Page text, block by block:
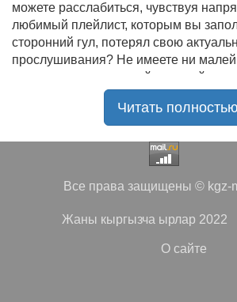
можете расслабиться, чувствуя
любимый плейлист, которым вы
сторонний гул, потерял свою
прослушивания? Не имеете ни
представления, где найти новый
на замену старому? В таком случае
радостью приветствует своих старых
чудесную подборку самых лучших
старых и новых треков, самые
популярные композиции
Читать полностью
Все права защищены © kgz-
Жаны кыргызча ырлар 2022
О сайте